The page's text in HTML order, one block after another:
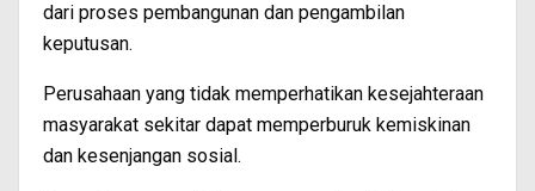
dari proses pembangunan dan pengambilan
keputusan.
Perusahaan yang tidak memperhatikan kesejahteraan
masyarakat sekitar dapat memperburuk kemiskinan
dan kesenjangan sosial.